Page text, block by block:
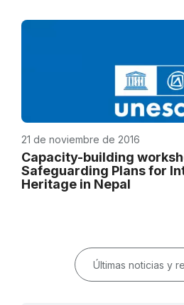
21 de noviembre de 2016
Capacity-building
Safeguarding Plans for
Heritage in Nepal
Últimas noticias y